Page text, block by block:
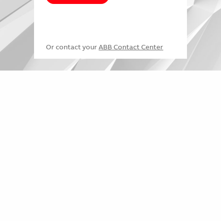
Or contact your ABB Contact Center